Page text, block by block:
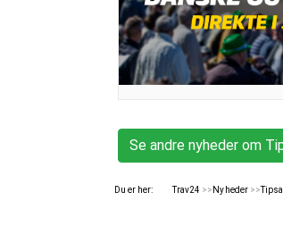
Se andre nyheder om
Du er her: Trav24 >> Nyheder>>